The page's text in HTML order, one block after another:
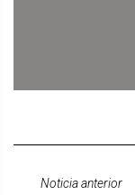
Noticia anterior